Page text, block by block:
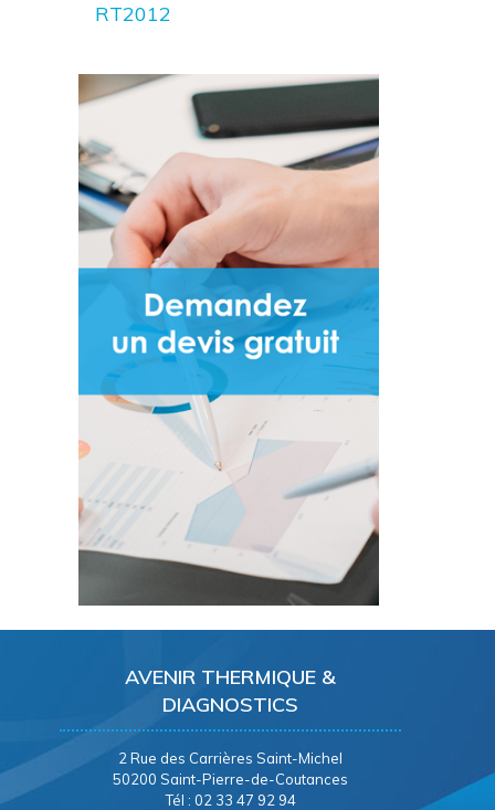
RT2012
AVENIR THERMIQUE &
DIAGNOSTICS
2 Rue des Carrières Saint-Michel
50200 Saint-Pierre-de-Coutances
Tél : 02 33 47 92 94